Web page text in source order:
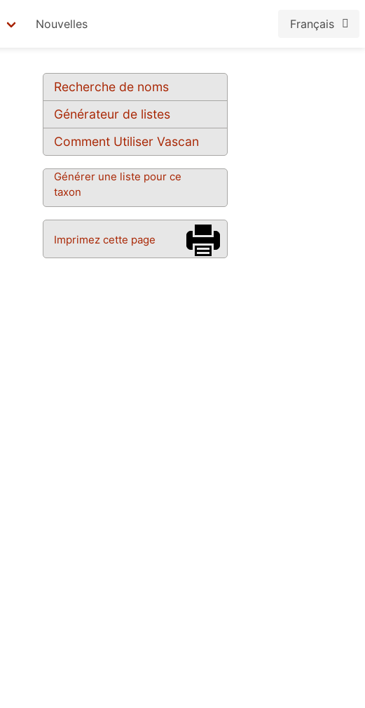
Nouvelles Français
Recherche de noms
Générateur de listes
Comment Utiliser Vascan
Générer une liste pour ce
taxon
Imprimez cette page